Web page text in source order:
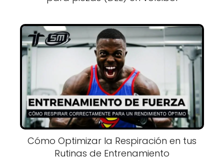
Cómo Optimizar la Respiración en tus
Rutinas de Entrenamiento